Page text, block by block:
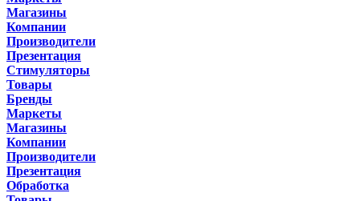
Магазины
Компании
Производители
Презентация
Стимуляторы
Товары
Бренды
Маркеты
Магазины
Компании
Производители
Презентация
Обработка